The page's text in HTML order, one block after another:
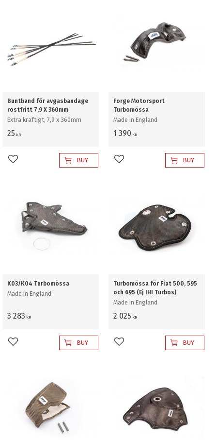
Buntband för avgasbandage
rostfritt 7,9 X 360mm
Extra kraftigt, 7,9 x 360mm
25 KR
Add to favorites BUY
Forge Motorsport
Turbomössa
Made in England
1 390 KR
Add to favorites BUY
K03/K04 Turbomössa
Made in England
3 283 KR
Add to favorites BUY
Turbomössa för Fiat 500, 595
och 695 (Ej IHI Turbos)
Made in England
2 025 KR
Add to favorites BUY